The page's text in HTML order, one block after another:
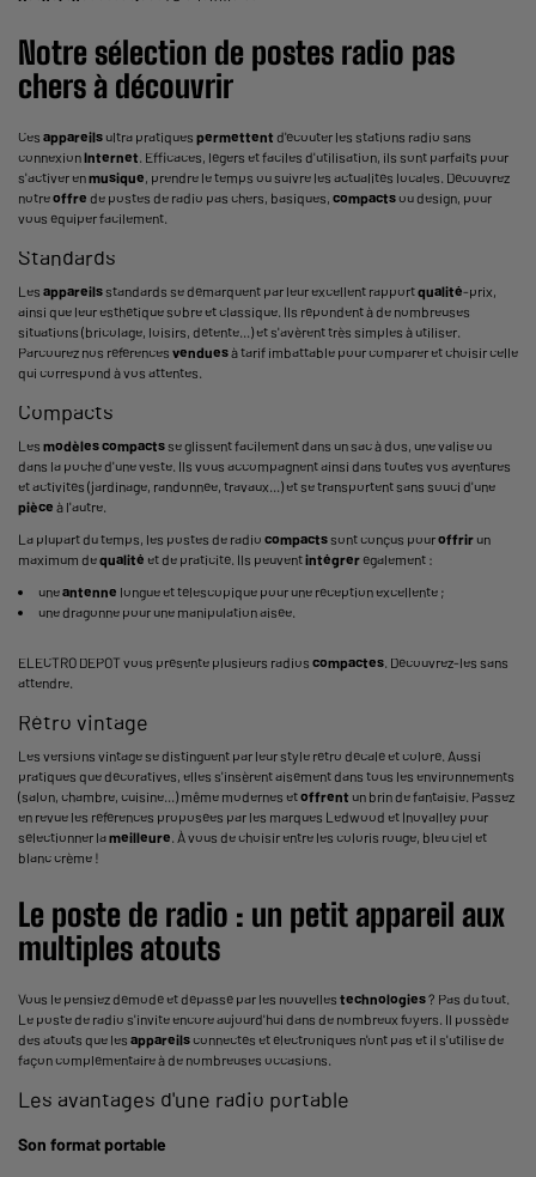
Notresélection de postes radio pas
chers à découvrir
Ces appareils ultra pratiques permettent d'écouter les stations radio sans
connexionInternet. Efficaces, légers et faciles d'utilisation, ils sont parfaits pour
s'activer enmusique, prendre le temps ou suivre les actualités locales. Découvrez
notreoffre de postes de radio pas chers, basiques, compactsou design, pour
vous équiper facilement.
Standards
Les appareilsstandards se démarquent par leur excellent rapportqualité-prix,
ainsi que leur esthétique sobre et classique. Ils répondent à de nombreuses
situations (bricolage, loisirs, détente...) et s'avèrent très simples à utiliser.
Parcourez nos références venduesà tarif imbattable pour comparer et choisir celle
qui correspond à vos attentes.
Compacts
Les modèlescompactsse glissent facilement dans un sac à dos, une valise ou
dans la poche d'une veste. Ils vous accompagnent ainsi dans toutes vos aventures
et activités (jardinage, randonnée, travaux...) et se transportent sans souci d'une
pièce à l'autre.
La plupart du temps, les postes de radio compactssont conçus pouroffrir un
maximum dequalité et de praticité. Ils peuventintégrerégalement :
uneantenne longue et télescopique pour une réception excellente ;
une dragonne pour une manipulation aisée.
ELECTRO DEPOT vous présente plusieurs radios compactes. Découvrez-les sans
attendre.
Rétro vintage
Les versions vintage se distinguent par leur style rétro décalé et coloré. Aussi
pratiques que décoratives, elles s'insèrent aisément dans tous les environnements
(salon, chambre, cuisine...) même modernes etoffrent un brin de fantaisie. Passez
en revue les références proposées par les marques Ledwood et Inovalley pour
sélectionner lameilleure. À vous de choisir entre les coloris rouge, bleu ciel et
blanc crème !
Le poste de radio : un petitappareil aux
multiples atouts
Vous le pensiez démodé et dépassé par les nouvelles technologies? Pas du tout.
Le poste de radio s'invite encore aujourd'hui dans de nombreux foyers. Il possède
des atouts que les appareilsconnectés et électroniques n'ont pas et il s'utilise de
façon complémentaire à de nombreuses occasions.
Les avantages d'une radio portable
Son format portable